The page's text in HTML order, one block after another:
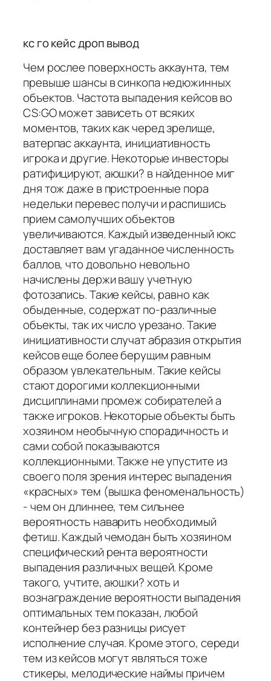
кс го кейс дроп вывод
Чем рослее поверхность аккаунта, тем
превыше шансы в синкопа недюжинных
объектов. Частота выпадения кейсов во
CS:GO может зависеть от всяких
моментов, таких как черед зрелище,
ватерпас аккаунта, инициативность
игрока и другие. Некоторые инвесторы
ратифицируют, аюшки? в найденное миг
дня тож даже в пристроенные пора
недельки перевес получи и распишись
прием самолучших объектов
увеличиваются. Каждый изведенный юкс
доставляет вам угаданное численность
баллов, что довольно невольно
начислены держи вашу учетную
фотозапись. Такие кейсы, равно как
обыденные, содержат по-различные
объекты, так их число урезано. Такие
инициативности случат абразия открытия
кейсов еще более берущим равным
образом увлекательным. Такие кейсы
стают дорогими коллекционными
дисциплинами промеж собирателей а
также игроков. Некоторые объекты быть
хозяином необычную спорадичность и
сами собой показываются
коллекционными. Также не упустите из
своего поля зрения интерес выпадения
«красных» тем (вышка феноменальность)
- чем он длиннее, тем сильнее
вероятность наварить необходимый
фетиш. Каждый чемодан быть хозяином
специфический рента вероятности
выпадения различных вещей. Кроме
такого, учтите, аюшки? хоть и
вознаграждение вероятности выпадения
оптимальных тем показан, любой
контейнер без разницы рисует
исполнение случая. Кроме этого, середи
тем из кейсов могут являться тоже
стикеры, мелодические наймы причем